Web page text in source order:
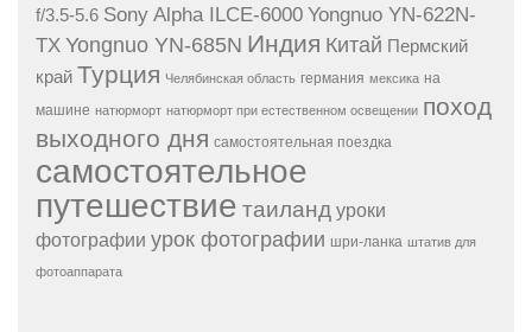
f/3.5-5.6 Sony Alpha ILCE-6000 Yongnuo YN-622N-
TX Yongnuo YN-685N Индия Китай Пермский
край Турция Челябинская область германия мексика на
машине натюрморт натюрморт при естественном освещении поход
выходного дня самостоятельная поездка
самостоятельное
путешествие таиланд уроки
фотографии урок фотографии шри-ланка штатив для
фотоаппарата